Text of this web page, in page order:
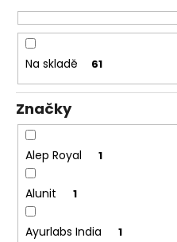
o
d
u
k
t
ů
Na skladě 61
Značky
Alep Royal 1
Alunit 1
Ayurlabs India 1
j
e
m